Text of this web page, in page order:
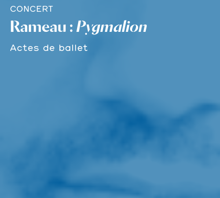
CONCERT
Rameau :Pygmalion
Actes de ballet